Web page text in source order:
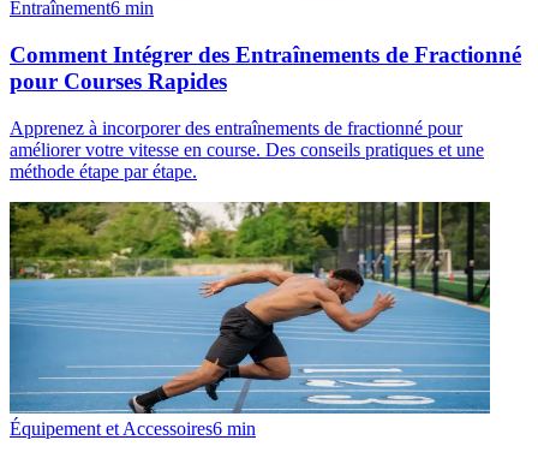
Entraînement6 min
Comment Intégrer des Entraînements de Fractionné
pour Courses Rapides
Apprenez à incorporer des entraînements de fractionné pour
améliorer votre vitesse en course. Des conseils pratiques et une
méthode étape par étape.
Équipement et Accessoires6 min